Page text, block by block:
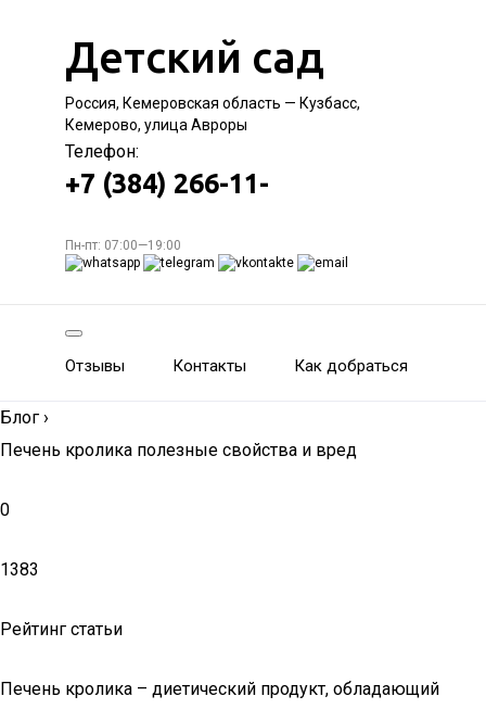
Детский сад
Россия, Кемеровская область — Кузбасс,
Кемерово, улица Авроры
Телефон:
+7 (384) 266-11-
Пн-пт: 07:00—19:00
Отзывы Контакты Как добраться
Блог ›
Печень кролика полезные свойства и вред
0
1383
Рейтинг статьи
Печень кролика – диетический продукт, обладающий